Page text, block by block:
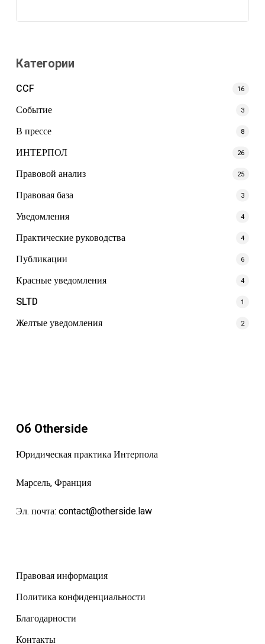
Категории
CCF
16
Событие 3
В прессе 8
ИНТЕРПОЛ 26
Правовой анализ 25
Правовая база 3
Уведомления 4
Практические руководства 4
Публикации 6
Красные уведомления 4
SLTD 1
Желтые уведомления 2
Об Otherside
Юридическая практика Интерпола
Марсель, Франция
Эл. почта: contact@otherside.law
Правовая информация
Политика конфиденциальности
Благодарности
Контакты